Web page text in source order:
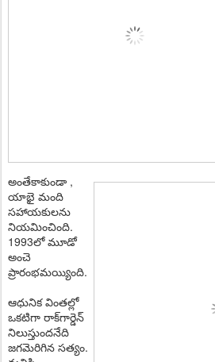
అంతేకాకుండా ,
యాభై మంది
సహాయకులను
నియమించింది.
1993లో మూడో
అంచె
ప్రారంభ‌మ‌య్యింది.
ఆధునిక వింత‌ల్లో
ఒక‌టిగా రాక్‌గార్డెన్
నిలుస్తుంద‌నేది
జ‌గమెరిగిన స‌త్యం.